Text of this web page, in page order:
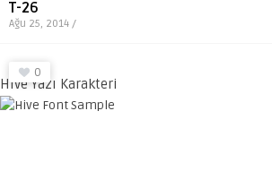
T-26
Ağu 25, 2014 /
0
Hive Yazı Karakteri